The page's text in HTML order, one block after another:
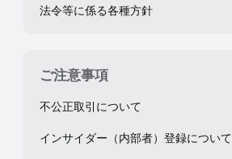
法令等に係る各種方針
ご注意事項
不公正取引について
インサイダー（内部者）登録について